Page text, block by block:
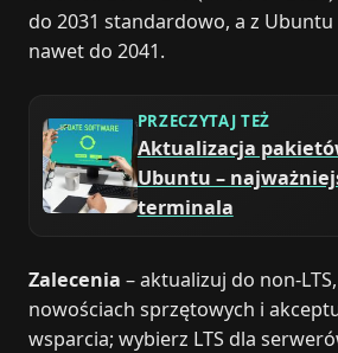
do 2031 standardowo, a z Ubuntu
nawet do 2041.
PRZECZYTAJ TEŻ
Aktualizacja
Ubuntu –
terminala
Zalecenia – aktualizuj do
nowościach sprzętowych i
wsparcia; wybierz LTS dla